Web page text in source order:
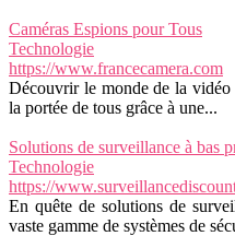
Caméras Espions pour Tous
Technologie
https://www.francecamera.com
Découvrir le monde de la vidéo
la portée de tous grâce à une...
Solutions de surveillance à bas
Technologie
https://
En quête de solutions de
vaste gamme de systèmes de